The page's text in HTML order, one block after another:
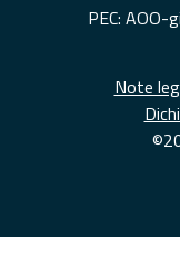
PEC:
Note